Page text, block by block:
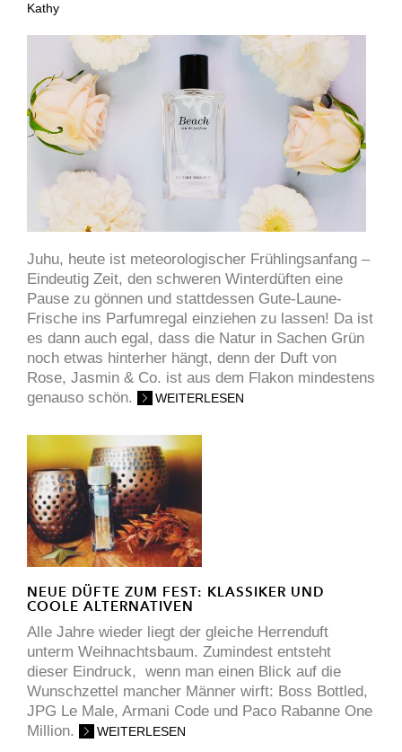
Kathy
Juhu, heute ist meteorologischer Frühlingsanfang –
Eindeutig Zeit, den schweren Winterdüften eine
Pause zu gönnen und stattdessen Gute-Laune-
Frische ins Parfumregal einziehen zu lassen! Da ist
es dann auch egal, dass die Natur in Sachen Grün
noch etwas hinterher hängt, denn der Duft von
Rose, Jasmin & Co. ist aus dem Flakon mindestens
genauso schön.
WEITERLESEN
NEUE DÜFTE ZUM FEST: KLASSIKER UND
COOLE ALTERNATIVEN
Alle Jahre wieder liegt der gleiche Herrenduft
unterm Weihnachtsbaum. Zumindest entsteht
dieser Eindruck, wenn man einen Blick auf die
Wunschzettel mancher Männer wirft: Boss Bottled,
JPG Le Male, Armani Code und Paco Rabanne One
Million.
WEITERLESEN